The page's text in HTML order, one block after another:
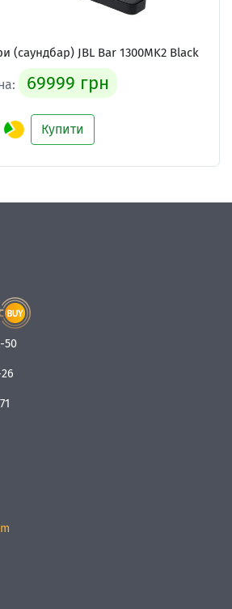
(саундбар) JBL Bar 1300MK2 Black
69999 грн
Купити
50